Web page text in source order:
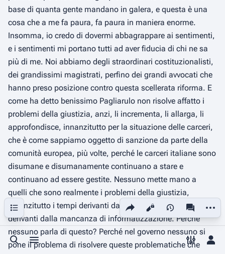
Toggle search
Toggle menu Toggle
Share this page
Views More
base di quanta gente mandano in galera, e questa è una
cosa che a me fa paura, fa paura in maniera enorme.
Insomma, io credo di dovermi abbagrappare ai sentimenti,
e i sentimenti mi portano tutti ad aver fiducia di chi ne sa
più di me. Noi abbiamo degli straordinari costituzionalisti,
dei grandissimi magistrati, perfino dei grandi avvocati che
hanno preso posizione contro questa scellerata riforma. E
come ha detto benissimo Pagliarulo non risolve affatto i
problemi della giustizia, anzi, li incrementa, li allarga, li
approfondisce, innanzitutto per la situazione delle carceri,
che è come sappiamo oggetto di sanzione da parte della
comunità europea, più volte, perché le carceri italiane sono
disumane e disumanamente continuano a stare e
continuano ad essere gestite. Nessuno mette mano a
quelli che sono realmente i problemi della giustizia,
innanzitutto i tempi derivanti dalla mancanza di risorse
derivanti dalla mancanza di informatizzazione. Perché
nessuno parla di questo? Perché nel governo nessuno si
pone il problema di risolvere queste problematiche che
Contents